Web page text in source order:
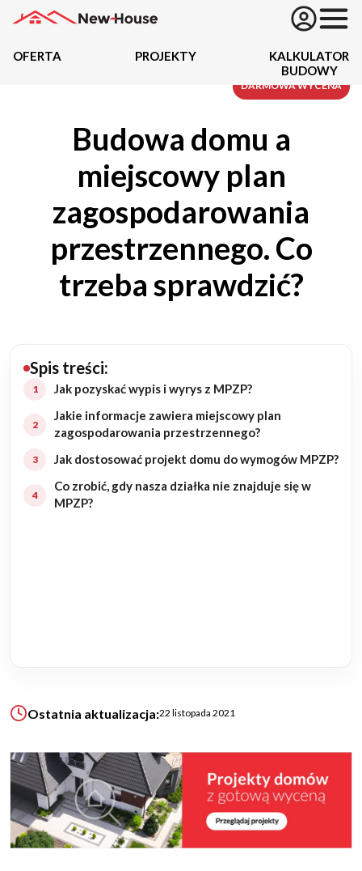
Kredyty
Dokumentacja
Budowa domu
Rezydencje
Ogrody
KALKULATOR BUDOWY
BLOG
O NAS
KONAKT
OFERTA PROJEKTY
KALKULATOR
BUDOWY
Budowa domu a
miejscowy plan
zagospodarowania
przestrzennego. Co
trzeba sprawdzić?
Spis treści:
Jak pozyskać wypis i wyrys z MPZP?
Jakie informacje zawiera miejscowy plan
zagospodarowania przestrzennego?
Jak dostosować projekt domu do wymogów MPZP?
Co zrobić, gdy nasza działka nie znajduje się w
MPZP?
Ostatnia aktualizacja:22 listopada 2021
DARMOWA WYCENA